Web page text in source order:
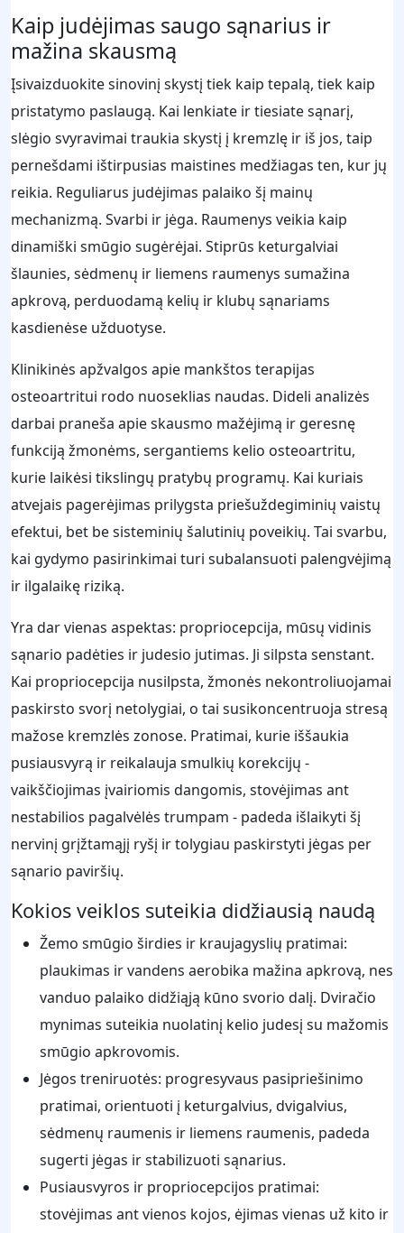
Kaip judėjimas saugo sąnarius ir
mažina skausmą
Įsivaizduokite sinovinį skystį tiek kaip tepalą, tiek kaip
pristatymo paslaugą. Kai lenkiate ir tiesiate sąnarį,
slėgio svyravimai traukia skystį į kremzlę ir iš jos, taip
pernešdami ištirpusias maistines medžiagas ten, kur jų
reikia. Reguliarus judėjimas palaiko šį mainų
mechanizmą. Svarbi ir jėga. Raumenys veikia kaip
dinamiški smūgio sugėrėjai. Stiprūs keturgalviai
šlaunies, sėdmenų ir liemens raumenys sumažina
apkrovą, perduodamą kelių ir klubų sąnariams
kasdienėse užduotyse.
Klinikinės apžvalgos apie mankštos terapijas
osteoartritui rodo nuoseklias naudas. Dideli analizės
darbai praneša apie skausmo mažėjimą ir geresnę
funkciją žmonėms, sergantiems kelio osteoartritu,
kurie laikėsi tikslingų pratybų programų. Kai kuriais
atvejais pagerėjimas prilygsta priešuždegiminių vaistų
efektui, bet be sisteminių šalutinių poveikių. Tai svarbu,
kai gydymo pasirinkimai turi subalansuoti palengvėjimą
ir ilgalaikę riziką.
Yra dar vienas aspektas: propriocepcija, mūsų vidinis
sąnario padėties ir judesio jutimas. Ji silpsta senstant.
Kai propriocepcija nusilpsta, žmonės nekontroliuojamai
paskirsto svorį netolygiai, o tai susikoncentruoja stresą
mažose kremzlės zonose. Pratimai, kurie iššaukia
pusiausvyrą ir reikalauja smulkių korekcijų -
vaikščiojimas įvairiomis dangomis, stovėjimas ant
nestabilios pagalvėlės trumpam - padeda išlaikyti šį
nervinį grįžtamąjį ryšį ir tolygiau paskirstyti jėgas per
sąnario paviršių.
Kokios veiklos suteikia didžiausią naudą
Žemo smūgio širdies ir kraujagyslių pratimai:
plaukimas ir vandens aerobika mažina apkrovą, nes
vanduo palaiko didžiąją kūno svorio dalį. Dviračio
mynimas suteikia nuolatinį kelio judesį su mažomis
smūgio apkrovomis.
Jėgos treniruotės: progresyvaus pasipriešinimo
pratimai, orientuoti į keturgalvius, dvigalvius,
sėdmenų raumenis ir liemens raumenis, padeda
sugerti jėgas ir stabilizuoti sąnarius.
Pusiausvyros ir propriocepcijos pratimai:
stovėjimas ant vienos kojos, ėjimas vienas už kito ir